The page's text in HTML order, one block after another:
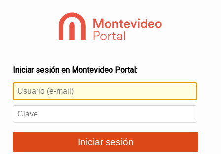
Iniciar sesión en Montevideo Portal:
Iniciar sesión